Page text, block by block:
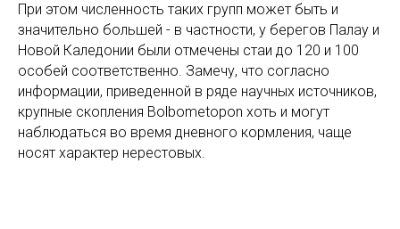
При этом численность таких групп может быть и
значительно большей - в частности, у берегов Палау и
Новой Каледонии были отмечены стаи до 120 и 100
особей соответственно. Замечу, что согласно
информации, приведенной в ряде научных источников,
крупные скопления Bolbometopon хоть и могут
наблюдаться во время дневного кормления, чаще
носят характер нерестовых.